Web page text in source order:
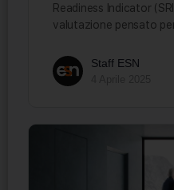
Readiness Indicator
valutazione pensato
Staff ESN